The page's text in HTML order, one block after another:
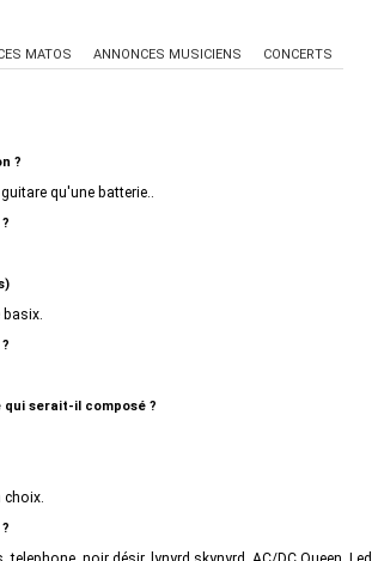
MATOS ANNONCES MUSICIENS CONCERTS
?
qu'une batterie..
basix.
serait-il composé ?
choix.